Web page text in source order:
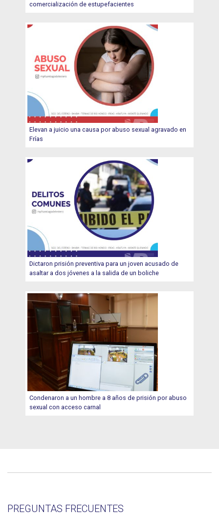
comercialización de estupefacientes
Elevan a juicio una causa por abuso sexual agravado en
Frías
Dictaron prisión preventiva para un joven acusado de
asaltar a dos jóvenes a la salida de un boliche
Condenaron a un hombre a 8 años de prisión por abuso
sexual con acceso carnal
PREGUNTAS FRECUENTES